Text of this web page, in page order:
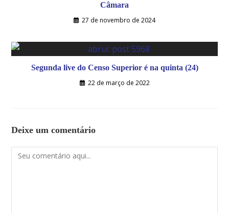
Câmara
27 de novembro de 2024
Segunda live do Censo Superior é na quinta (24)
22 de março de 2022
Deixe um comentário